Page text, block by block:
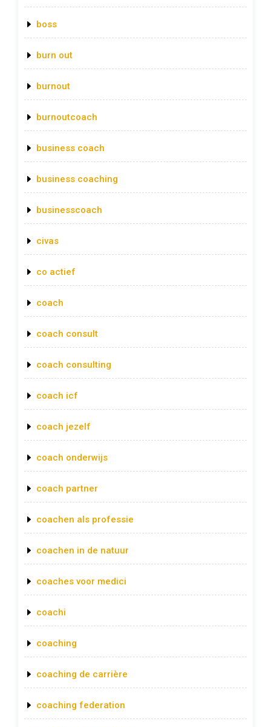
boss
burn out
burnout
burnoutcoach
business coach
business coaching
businesscoach
civas
co actief
coach
coach consult
coach consulting
coach icf
coach jezelf
coach onderwijs
coach partner
coachen als professie
coachen in de natuur
coaches voor medici
coachi
coaching
coaching de carrière
coaching federation